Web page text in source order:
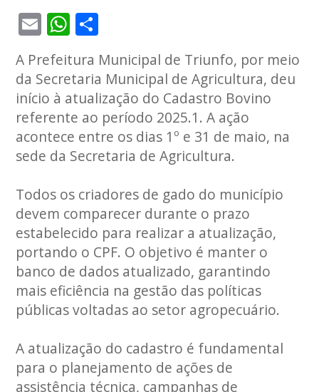
EmailWhatsApp
A Prefeitura Municipal de Triunfo, por meio
da Secretaria Municipal de Agricultura, deu
início à atualização do Cadastro Bovino
referente ao período 2025.1. A ação
acontece entre os dias 1º e 31 de maio, na
sede da Secretaria de Agricultura.
Todos os criadores de gado do município
devem comparecer durante o prazo
estabelecido para realizar a atualização,
portando o CPF. O objetivo é manter o
banco de dados atualizado, garantindo
mais eficiência na gestão das políticas
públicas voltadas ao setor agropecuário.
A atualização do cadastro é fundamental
para o planejamento de ações de
assistência técnica, campanhas de